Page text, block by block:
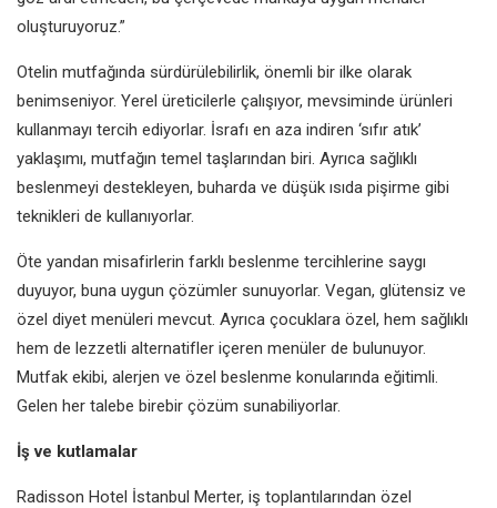
oluşturuyoruz.”
Otelin mutfağında sürdürülebilirlik, önemli bir ilke olarak
benimseniyor. Yerel üreticilerle çalışıyor, mevsiminde ürünleri
kullanmayı tercih ediyorlar. İsrafı en aza indiren ‘sıfır atık’
yaklaşımı, mutfağın temel taşlarından biri. Ayrıca sağlıklı
beslenmeyi destekleyen, buharda ve düşük ısıda pişirme gibi
teknikleri de kullanıyorlar.
Öte yandan misafirlerin farklı beslenme tercihlerine saygı
duyuyor, buna uygun çözümler sunuyorlar. Vegan, glütensiz ve
özel diyet menüleri mevcut. Ayrıca çocuklara özel, hem sağlıklı
hem de lezzetli alternatifler içeren menüler de bulunuyor.
Mutfak ekibi, alerjen ve özel beslenme konularında eğitimli.
Gelen her talebe birebir çözüm sunabiliyorlar.
İş ve kutlamalar
Radisson Hotel İstanbul Merter, iş toplantılarından özel